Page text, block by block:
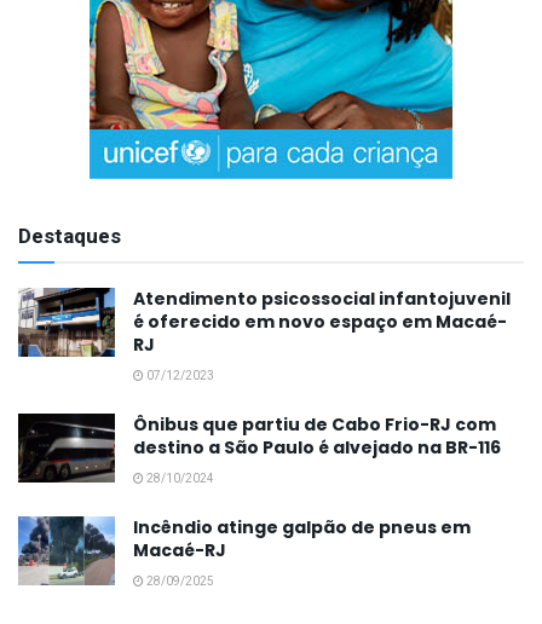
Destaques
Atendimento psicossocial infantojuvenil
é oferecido em novo espaço em Macaé-
RJ
07/12/2023
Ônibus que partiu de Cabo Frio-RJ com
destino a São Paulo é alvejado na BR-116
28/10/2024
Incêndio atinge galpão de pneus em
Macaé-RJ
28/09/2025